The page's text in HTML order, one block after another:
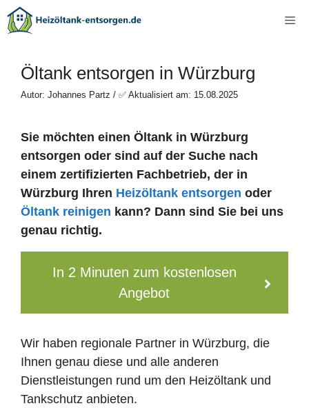
Zum
Inhalt
Öltank entsorgen in Würzburg
Autor: Johannes Partz / ✅ Aktualisiert am: 15.08.2025
Sie möchten einen Öltank in Würzburg
entsorgen oder sind auf der Suche nach
einem zertifizierten Fachbetrieb, der in
Würzburg Ihren Heizöltank entsorgen oder
Öltank reinigen kann? Dann sind Sie bei uns
genau richtig.
In 2 Minuten zum kostenlosen
Angebot
Wir haben regionale Partner in Würzburg, die
Ihnen genau diese und alle anderen
Dienstleistungen rund um den Heizöltank und
Tankschutz anbieten.